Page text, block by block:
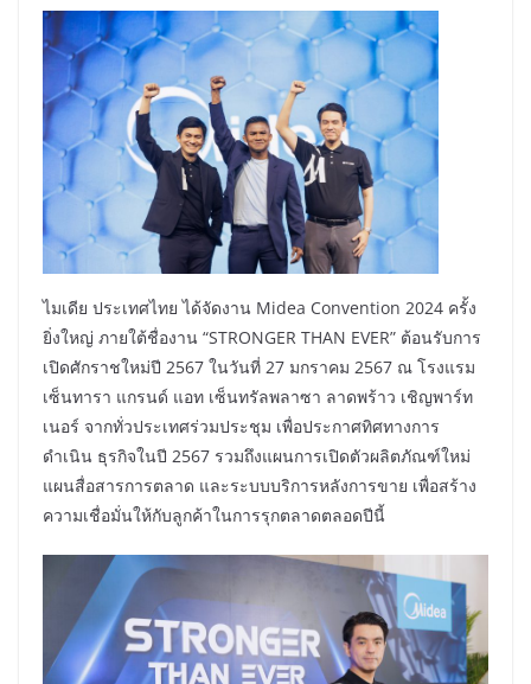
ไมเดีย ประเทศไทย ได้จัดงาน Midea Convention 2024 ครั้ง
ยิ่งใหญ่ ภายใต้ชื่องาน “STRONGER THAN EVER” ต้อนรับการ
เปิดศักราชใหม่ปี 2567 ในวันที่ 27 มกราคม 2567 ณ โรงแรม
เซ็นทารา แกรนด์ แอท เซ็นทรัลพลาซา ลาดพร้าว เชิญพาร์ท
เนอร์ จากทั่วประเทศร่วมประชุม เพื่อประกาศทิศทางการ
ดำเนิน ธุรกิจในปี 2567 รวมถึงแผนการเปิดตัวผลิตภัณฑ์ใหม่
แผนสื่อสารการตลาด และระบบบริการหลังการขาย เพื่อสร้าง
ความเชื่อมั่นให้กับลูกค้าในการรุกตลาดตลอดปีนี้